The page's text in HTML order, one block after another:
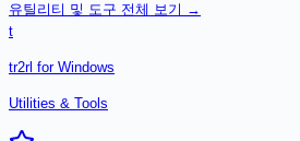
유틸리티 및 도구 전체 보기 →
t
tr2rl for Windows
Utilities & Tools